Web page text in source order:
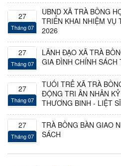
27
Tháng07
UBND XÃ TRÀ BỒNG
TRIỂN KHAI NHIỆM VỤ
2026
27
Tháng07
LÃNH ĐẠO XÃ TRÀ
GIA ĐÌNH CHÍNH SÁCH
27
Tháng07
TUỔI TRẺ XÃ TRÀ
ĐỘNG TRI ÂN NHÂN KỶ NIỆM 79 NĂM NGÀY
THƯƠNG BINH - LIỆT SĨ
27
Tháng07
TRÀ BỒNG BÀN GIAO
SÁCH